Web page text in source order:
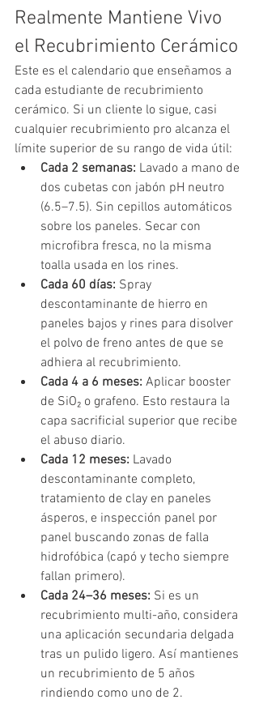
Realmente Mantiene Vivo
el Recubrimiento Cerámico
Este es el calendario que enseñamos a
cada estudiante de recubrimiento
cerámico. Si un cliente lo sigue, casi
cualquier recubrimiento pro alcanza el
límite superior de su rango de vida útil:
Cada 2 semanas: Lavado a mano de
dos cubetas con jabón pH neutro
(6.5–7.5). Sin cepillos automáticos
sobre los paneles. Secar con
microfibra fresca, no la misma
toalla usada en los rines.
Cada 60 días: Spray
descontaminante de hierro en
paneles bajos y rines para disolver
el polvo de freno antes de que se
adhiera al recubrimiento.
Cada 4 a 6 meses: Aplicar booster
de SiO₂ o grafeno. Esto restaura la
capa sacrificial superior que recibe
el abuso diario.
Cada 12 meses: Lavado
descontaminante completo,
tratamiento de clay en paneles
ásperos, e inspección panel por
panel buscando zonas de falla
hidrofóbica (capó y techo siempre
fallan primero).
Cada 24–36 meses: Si es un
recubrimiento multi-año, considera
una aplicación secundaria delgada
tras un pulido ligero. Así mantienes
un recubrimiento de 5 años
rindiendo como uno de 2.